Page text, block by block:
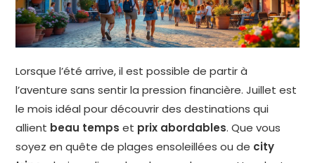
Lorsque l’été arrive, il est possible de partir à
l’aventure sans sentir la pression financière. Juillet est
le mois idéal pour découvrir des destinations qui
allient beau temps et prix abordables. Que vous
soyez en quête de plages ensoleillées ou de city